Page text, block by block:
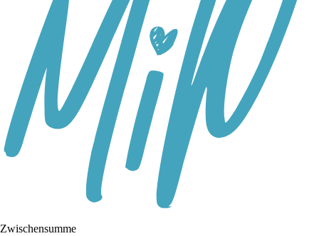
Zwischensumme